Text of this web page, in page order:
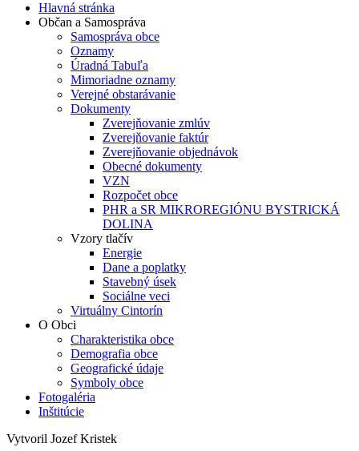
Hlavná stránka
Občan a Samospráva
Samospráva obce
Oznamy
Úradná Tabuľa
Mimoriadne oznamy
Verejné obstarávanie
Dokumenty
Zverejňovanie zmlúv
Zverejňovanie faktúr
Zverejňovanie objednávok
Obecné dokumenty
VZN
Rozpočet obce
PHR a SR MIKROREGIÓNU BYSTRICKÁ
DOLINA
Vzory tlačív
Energie
Dane a poplatky
Stavebný úsek
Sociálne veci
Virtuálny Cintorín
O Obci
Charakteristika obce
Demografia obce
Geografické údaje
Symboly obce
Fotogaléria
Inštitúcie
Vytvoril Jozef Kristek